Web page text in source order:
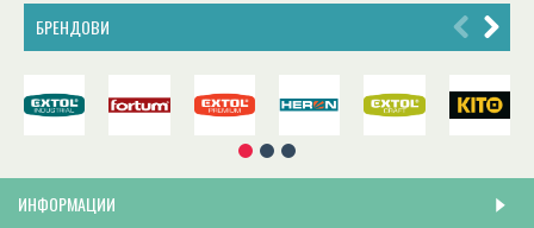
БРЕНДОВИ
ИНФОРМАЦИИ